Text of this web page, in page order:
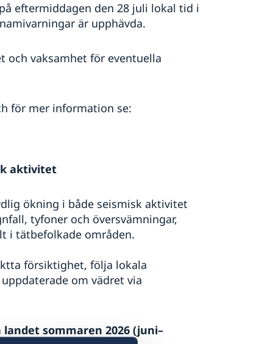
eftermiddagen den 28 juli lokal tid i
är upphävda.
och vaksamhet för eventuella
för mer information se:
aktivitet
ökning i både seismisk aktivitet
tyfoner och översvämningar,
i tätbefolkade områden.
försiktighet, följa lokala
om vädret via
sommaren 2026 (juni–